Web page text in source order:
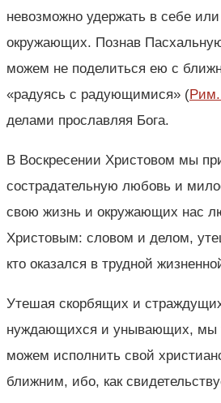
невозможно удержать в себе
окружающих. Познав
можем не поделиться ею с
«радуясь с радующимися» (Рим.
делами прославляя Бога.
В Воскресении Христовом мы
сострадательную любовь и
свою жизнь и окружающих нас
Христовым: словом и делом,
кто оказался в трудной
Утешая скорбящих и
нуждающихся и унывающих, мы
можем исполнить свой
ближним, ибо, как